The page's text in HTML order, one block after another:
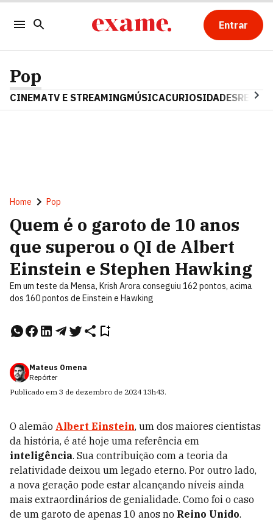
Entrar
Pop
CINEMATV E STREAMINGMÚSICACURIOSIDADES
Home Pop
Quem é o garoto de 10 anos
que superou o QI de Albert
Einstein e Stephen Hawking
Em um teste da Mensa, Krish Arora conseguiu 162 pontos, acima
dos 160 pontos de Einstein e Hawking
Mateus Omena
Repórter
Publicado em 3 de dezembro de 2024 13h43.
O alemão Albert Einstein, um dos maiores cientistas
da história, é até hoje uma referência em
inteligência. Sua contribuição com a teoria da
relatividade deixou um legado eterno. Por outro lado,
a nova geração pode estar alcançando níveis ainda
mais extraordinários de genialidade. Como foi o caso
de um garoto de apenas 10 anos no Reino Unido.